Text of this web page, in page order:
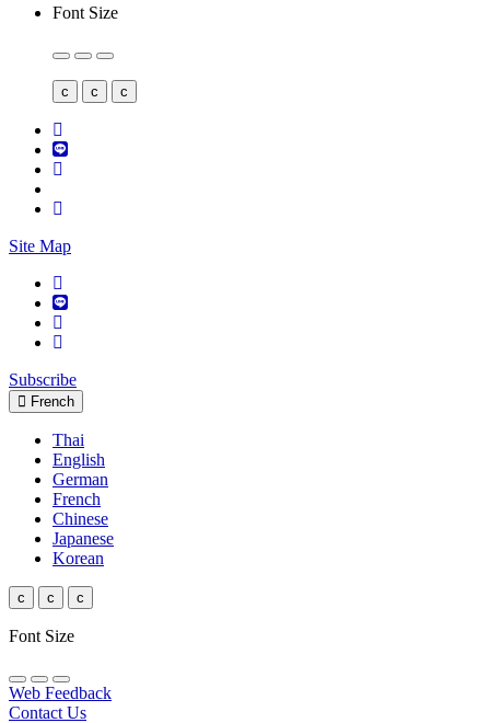
Font Size
c c c
Site Map
Subscribe
French
Thai
English
German
French
Chinese
Japanese
Korean
c c c
Font Size
Web Feedback
Contact Us